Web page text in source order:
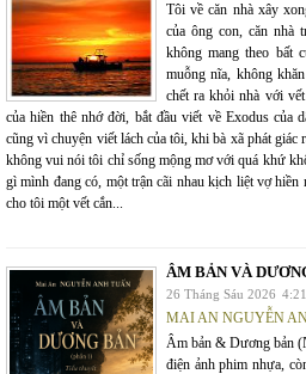
Tôi về căn nhà xây
của ông con, căn nhà
không mang theo bất
muỗng nĩa, không
chết ra khỏi nhà với
của hiền thê nhớ đời, bắt đầu viết về Exodus
cũng vì chuyện viết lách của tôi, khi bà xã phát
không vui nói tôi chỉ sống mộng mơ với quá khứ
gì mình đang có, một trận cãi nhau kịch liệt vợ hiền
cho tôi một vết cắn...
ÂM BẢN VÀ
26 Tháng Sáu 2026
MAI AN NGUYỄN
Âm bản & Dương bản
điện ảnh phim nhựa,